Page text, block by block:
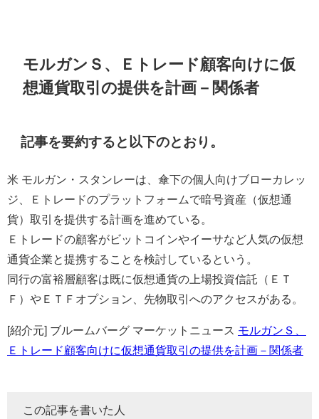
モルガンＳ、Ｅトレード顧客向けに仮
想通貨取引の提供を計画－関係者
記事を要約すると以下のとおり。
米 モルガン・スタンレーは、傘下の個人向けブローカレッ
ジ、Ｅトレードのプラットフォームで暗号資産（仮想通
貨）取引を提供する計画を進めている。
Ｅトレードの顧客がビットコインやイーサなど人気の仮想
通貨企業と提携することを検討しているという。
同行の富裕層顧客は既に仮想通貨の上場投資信託（ＥＴ
Ｆ）やＥＴＦオプション、先物取引へのアクセスがある。
[紹介元] ブルームバーグ マーケットニュース モルガンＳ、
Ｅトレード顧客向けに仮想通貨取引の提供を計画－関係者
この記事を書いた人